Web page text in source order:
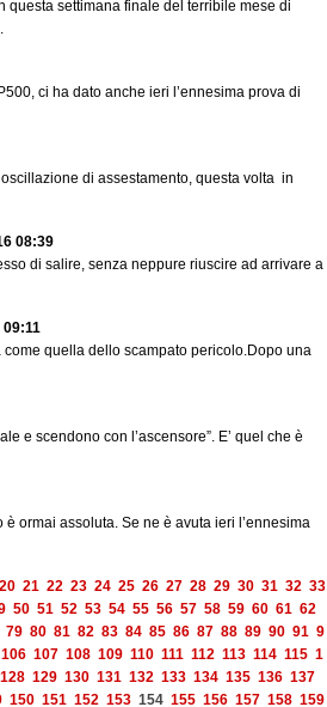
questa settimana finale del terribile mese di
ci ha dato anche ieri l’ennesima prova di
di assestamento, questa volta in
08:39
di salire, senza neppure riuscire ad arrivare a
quella dello scampato pericolo.Dopo una
e scendono con l’ascensore”. E’ quel che è
ormai assoluta. Se ne è avuta ieri l’ennesima
20 21 22 23 24 25 26 27 28 29 30 31 32 33
50 51 52 53 54 55 56 57 58 59 60 61 62
79 80 81 82 83 84 85 86 87 88 89 90 91 9
106 107 108 109 110 111 112 113 114 115 1
128 129 130 131 132 133 134 135 136 137
150 151 152 153 154 155 156 157 158 159